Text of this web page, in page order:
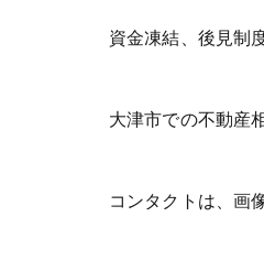
資金凍結、後見制
大津市での不動産
コンタクトは、画